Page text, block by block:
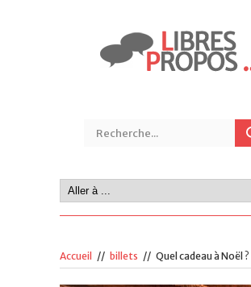
Accueil // billets // Quel cadeau à Noël ?